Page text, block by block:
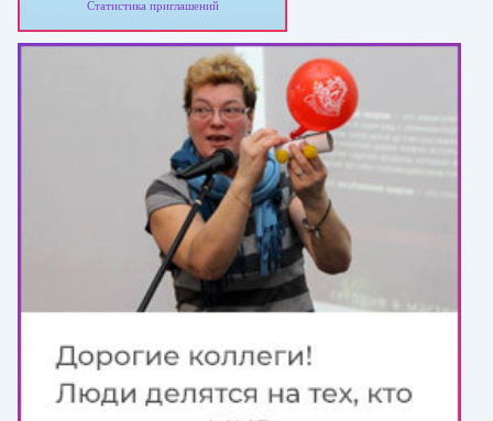
Статистика приглашений